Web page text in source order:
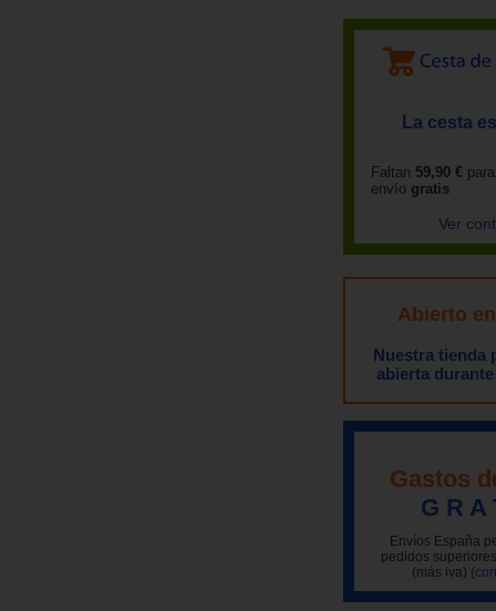
La cesta
Faltan 59,90 €
envío gratis
Ver
Abierto
Nuestra tienda
abierta
Gastos
G R A
Envíos España
pedidos
(más iva)